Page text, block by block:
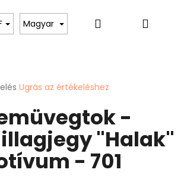
Hölgyeknek
Magyar Keresés
Ugrás az értékeléshez
-
"Halak"
- 701